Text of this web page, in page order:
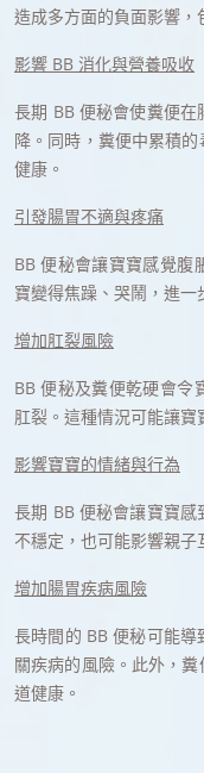
造成多方面的負面影響，
影響 BB 消化與營養吸收
長期 BB 便秘會使糞便
降。同時，糞便中累積
健康。
引發腸胃不適與疼痛
BB 便秘會讓寶寶感覺腹
寶變得焦躁、哭鬧，進一
增加肛裂風險
BB 便秘及糞便乾硬會令
肛裂。這種情況可能讓寶
影響寶寶的情緒與行為
長期 BB 便秘會讓寶寶
不穩定，也可能影響親子
增加腸胃疾病風險
長時間的 BB 便秘可能
關疾病的風險。此外，
道健康。